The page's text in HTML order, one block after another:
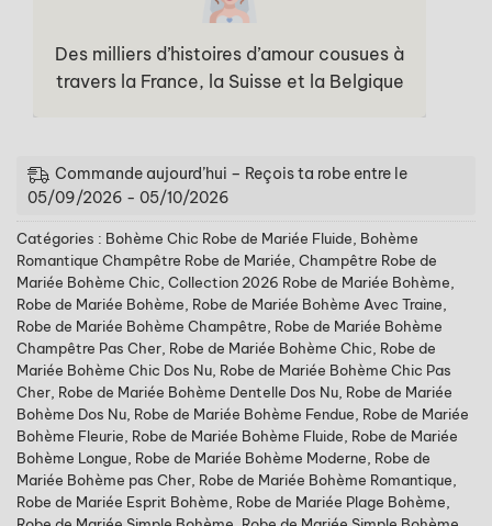
Des milliers d’histoires d’amour cousues à
travers la France, la Suisse et la Belgique
Commande aujourd’hui – Reçois ta robe entre le
05/09/2026 - 05/10/2026
Catégories : Bohème Chic Robe de Mariée Fluide Bohème
Romantique Champêtre Robe de Mariée Champêtre Robe de
Mariée Bohème Chic Collection 2026 Robe de Mariée Bohème
Robe de Mariée Bohème Robe de Mariée Bohème Avec Traine
Robe de Mariée Bohème Champêtre Robe de Mariée Bohème
Champêtre Pas Cher Robe de Mariée Bohème Chic Robe de
Mariée Bohème Chic Dos Nu Robe de Mariée Bohème Chic Pas
Cher Robe de Mariée Bohème Dentelle Dos Nu Robe de Mariée
Bohème Dos Nu Robe de Mariée Bohème Fendue Robe de Mariée
Bohème Fleurie Robe de Mariée Bohème Fluide Robe de Mariée
Bohème Longue Robe de Mariée Bohème Moderne Robe de
Mariée Bohème pas Cher Robe de Mariée Bohème Romantique
Robe de Mariée Esprit Bohème Robe de Mariée Plage Bohème